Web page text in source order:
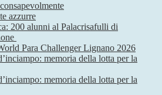
azzurre
200 alunni al Palacrisafulli di
Para Challenger Lignano 2026
memoria della lotta per la
memoria della lotta per la